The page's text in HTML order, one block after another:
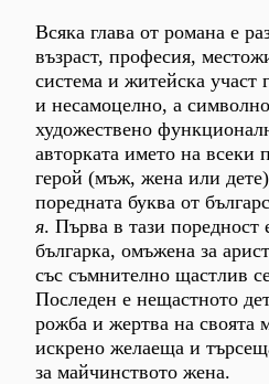
Всяка глава от романа е
възраст, професия,
система и житейска участ
и несамоцелно, а
художествено
авторката името на всеки
герой (мъж, жена или
поредната буква от
я. Първа в тази
българка, омъжена за
със съмнително щастлив
Последен е нещастното
рожба и жертва на
искрено желаеща и
за майчинството жена.